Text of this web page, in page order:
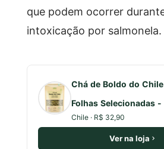
que podem ocorrer
intoxicação por salmonela.
Chá de Boldo do
Folhas Selecionadas
Chile · R$ 32,90
Ver na loja